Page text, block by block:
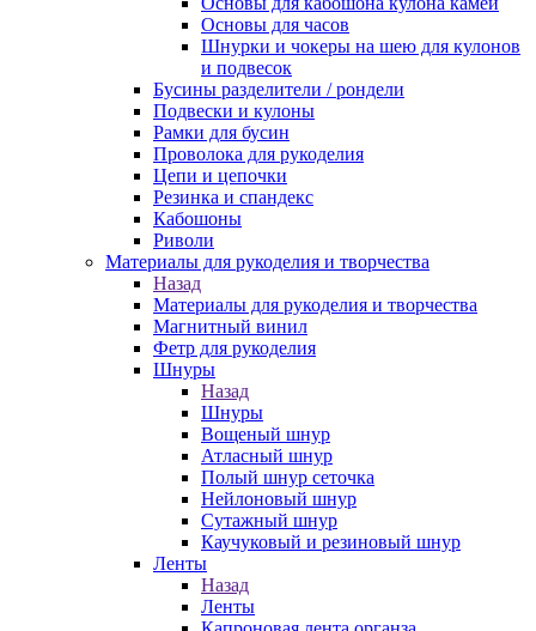
Основы для часов
Шнурки и чокеры на шею для кулонов
и подвесок
Бусины разделители / рондели
Подвески и кулоны
Рамки для бусин
Проволока для рукоделия
Цепи и цепочки
Резинка и спандекс
Кабошоны
Риволи
Материалы для рукоделия и творчества
Назад
Материалы для рукоделия и творчества
Магнитный винил
Фетр для рукоделия
Шнуры
Назад
Шнуры
Вощеный шнур
Атласный шнур
Полый шнур сеточка
Нейлоновый шнур
Сутажный шнур
Каучуковый и резиновый шнур
Ленты
Назад
Ленты